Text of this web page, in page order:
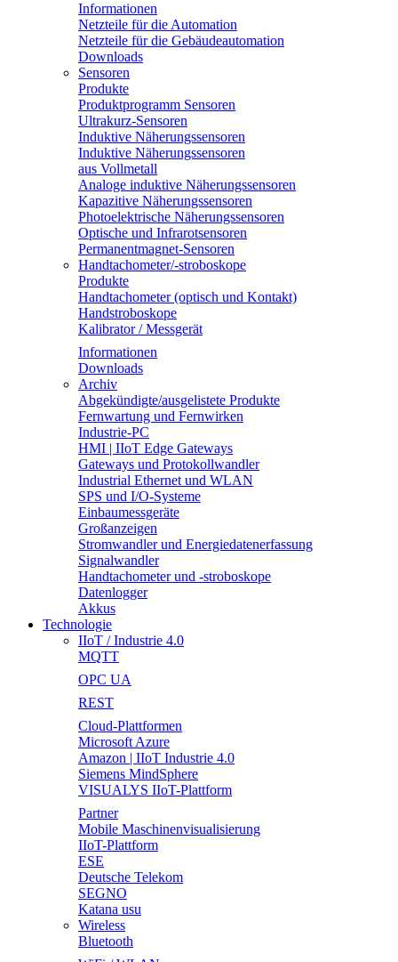
Informationen
Netzteile für die Automation
Netzteile für die Gebäudeautomation
Downloads
Sensoren
Produkte
Produktprogramm Sensoren
Ultrakurz-Sensoren
Induktive Näherungssensoren
Induktive Näherungssensoren
aus Vollmetall
Analoge induktive Näherungssensoren
Kapazitive Näherungssensoren
Photoelektrische Näherungssensoren
Optische und Infrarotsensoren
Permanentmagnet-Sensoren
Handtachometer/-stroboskope
Produkte
Handtachometer (optisch und Kontakt)
Handstroboskope
Kalibrator / Messgerät
Informationen
Downloads
Archiv
Abgekündigte/ausgelistete Produkte
Fernwartung und Fernwirken
Industrie-PC
HMI | IIoT Edge Gateways
Gateways und Protokollwandler
Industrial Ethernet und WLAN
SPS und I/O-Systeme
Einbaumessgeräte
Großanzeigen
Stromwandler und Energiedatenerfassung
Signalwandler
Handtachometer und -stroboskope
Datenlogger
Akkus
Technologie
IIoT / Industrie 4.0
MQTT
OPC UA
REST
Cloud-Plattformen
Microsoft Azure
Amazon | IIoT Industrie 4.0
Siemens MindSphere
VISUALYS IIoT-Plattform
Partner
Mobile Maschinenvisualisierung
IIoT-Plattform
ESE
Deutsche Telekom
SEGNO
Katana usu
Wireless
Bluetooth